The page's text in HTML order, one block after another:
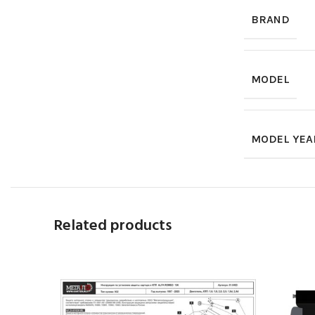
BRAND
MODEL
MODEL
Related products